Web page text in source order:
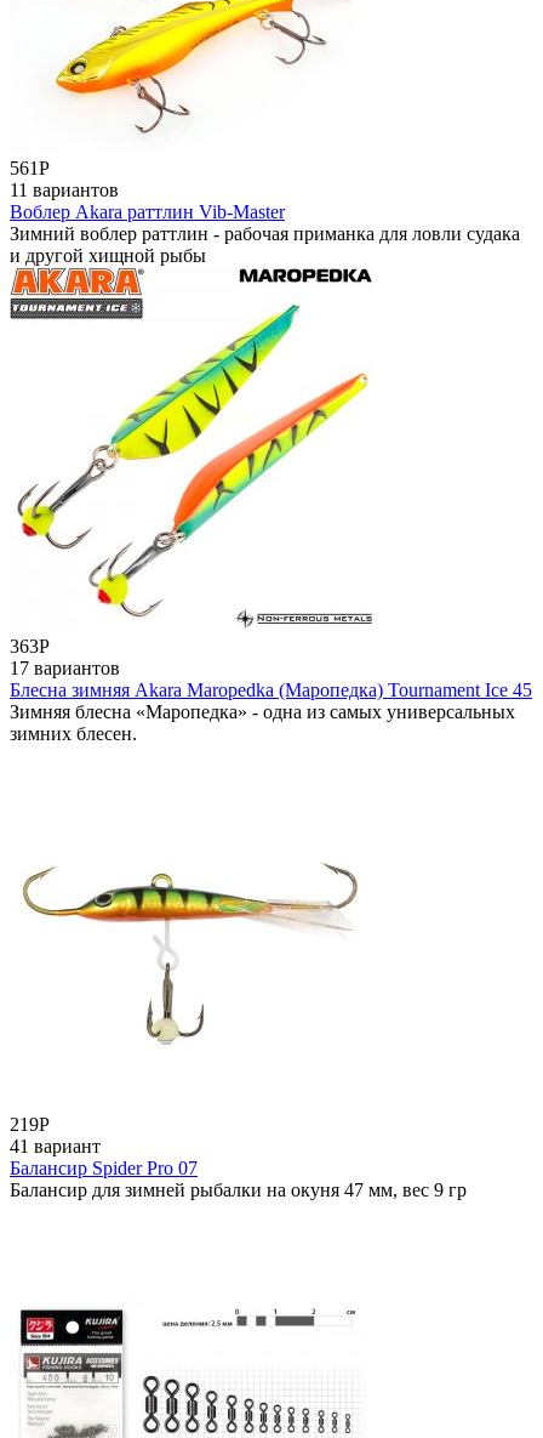
561Р
11 вариантов
Воблер Akara раттлин Vib-Master
Зимний воблер раттлин - рабочая приманка для ловли судака
и другой хищной рыбы
363Р
17 вариантов
Блесна зимняя Akara Maropedka (Маропедка) Tournament Ice 45
Зимняя блесна «Маропедка» - одна из самых универсальных
зимних блесен.
219Р
41 вариант
Балансир Spider Pro 07
Балансир для зимней рыбалки на окуня 47 мм, вес 9 гр